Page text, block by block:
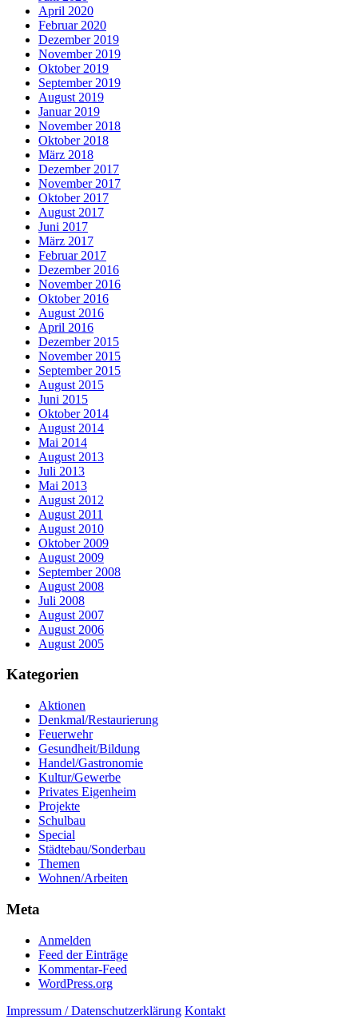
April 2020
Februar 2020
Dezember 2019
November 2019
Oktober 2019
September 2019
August 2019
Januar 2019
November 2018
Oktober 2018
März 2018
Dezember 2017
November 2017
Oktober 2017
August 2017
Juni 2017
März 2017
Februar 2017
Dezember 2016
November 2016
Oktober 2016
August 2016
April 2016
Dezember 2015
November 2015
September 2015
August 2015
Juni 2015
Oktober 2014
August 2014
Mai 2014
August 2013
Juli 2013
Mai 2013
August 2012
August 2011
August 2010
Oktober 2009
August 2009
September 2008
August 2008
Juli 2008
August 2007
August 2006
August 2005
Kategorien
Aktionen
Denkmal/Restaurierung
Feuerwehr
Gesundheit/Bildung
Handel/Gastronomie
Kultur/Gewerbe
Privates Eigenheim
Projekte
Schulbau
Special
Städtebau/Sonderbau
Themen
Wohnen/Arbeiten
Meta
Anmelden
Feed der Einträge
Kommentar-Feed
WordPress.org
Impressum / Datenschutzerklärung Kontakt